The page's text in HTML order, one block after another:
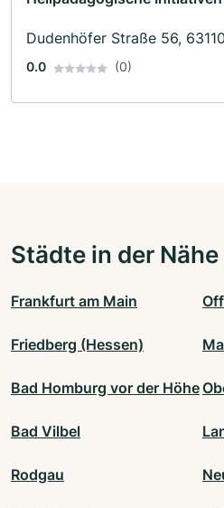
Dudenhöfer Straße 56,
0.0 (0)
Städte in der Nähe
Frankfurt am Main
Friedberg (Hessen)
Bad Homburg vor der Höhe
Bad Vilbel
Rodgau